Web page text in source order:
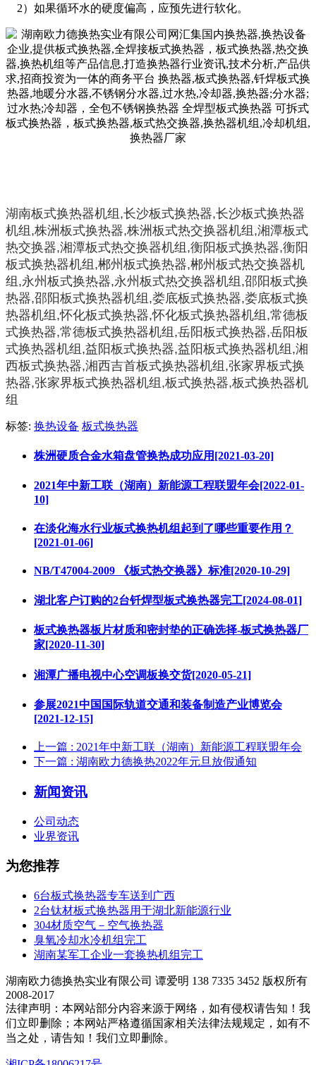
2）如果循环水的硬度偏高，应预先进行软化。
湖南板式换热器机组,长沙板式换热器,长沙板式换热器
机组,株洲板式换热器,株洲板式热交换器机组,湘潭板式
热交换器,湘潭板式热交换器机组,衡阳板式换热器,衡阳
板式换热器机组,郴州板式换热器,郴州板式热交换器机
组,永州板式换热器,永州板式热交换器机组,邵阳板式换
热器,邵阳板式换热器机组,娄底板式换热器,娄底板式换
热器机组,怀化板式换热器,怀化板式换热器机组,常德板
式换热器,常德板式换热器机组,岳阳板式换热器,岳阳板
式换热器机组,益阳板式换热器,益阳板式换热器机组,湘
西板式换热器,湘西吉首板式换热器机组,张家界板式换
热器,张家界板式换热器机组,板式换热器,板式换热器机
组
标签: 换热设备 板式换热器
株洲硬质合金水箱盘管换热成功应用[2021-03-20]
2021年中新工联（湖南）新能源工程联盟年会[2022-01-
10]
在淡化海水行业板式换热机组起到了哪些重要作用？
[2021-01-06]
NB/T47004-2009 《板式热交换器》标准[2020-10-29]
湖北客户订购的2台钎焊型板式换热器完工[2024-08-01]
板式换热器板片材质和密封垫的正确选择-板式换热器厂
家[2020-11-30]
湘潭广播电视中心空调板换交货[2020-05-21]
参展2021中国国际轨道交通和装备制造产业博览会
[2021-12-15]
上一篇 : 2021年中新工联（湖南）新能源工程联盟年会
下一篇 : 湖南欧力德换热2022年元旦放假通知
新闻资讯
公司动态
业界资讯
为您推荐
6台板式换热器专车送到广西
2台钛材板式换热器用于湖北新能源行业
304材质空气－空气换热器
臭氧冷却水冷机组完工
湖南某军工企业一套换热机组完工
湖南欧力德换热实业有限公司 谭爱明 138 7335 3452 版权所有
2008-2017
法律声明：本网站部分内容来源于网络，如有侵权请告知！我
们立即删除；本网站严格遵循国家相关法律法规规定，如有不
当之处，请告知！我们立即删除。